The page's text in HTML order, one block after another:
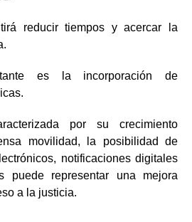
reducir tiempos y acercar la
es la incorporación de
por su crecimiento
movilidad, la posibilidad de
notificaciones digitales
puede representar una mejora
a la justicia.